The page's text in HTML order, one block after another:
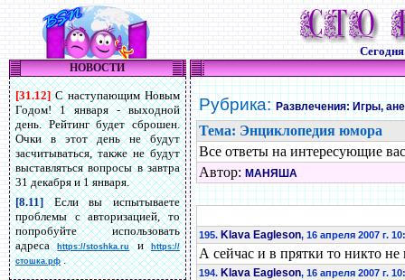
НОВОСТИ
[31.12]С наступающим Новым
Годом! 1 января - выходной
день. Рейтинг будет сброшен.
Очки в этот день не будут
засчитываться, также не будут
выставляться вопросы в завтра
31 декабря и 1 января.
[8.11]Если вы испытываете
проблемы с авторизацией, то
попробуйте использовать
адресаhttps://stoshka.ruиhttps://
стошка.рф.
Рубрика:Развлечения: Игры,
Тема: Энциклопедия юмора
Все ответы на интересующие
Автор: МАНЯША
195. Klava Eagleson, 16 апреля 2007 г.
А сейчас и в прятки то никто
194. Klava Eagleson, 16 апреля 2007 г.